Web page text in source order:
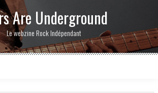
Are Underground
Le webzine Rock Indépendant